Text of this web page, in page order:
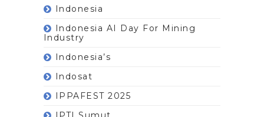
Indonesia
Indonesia AI Day For Mining
Industry
Indonesia’s
Indosat
IPPAFEST 2025